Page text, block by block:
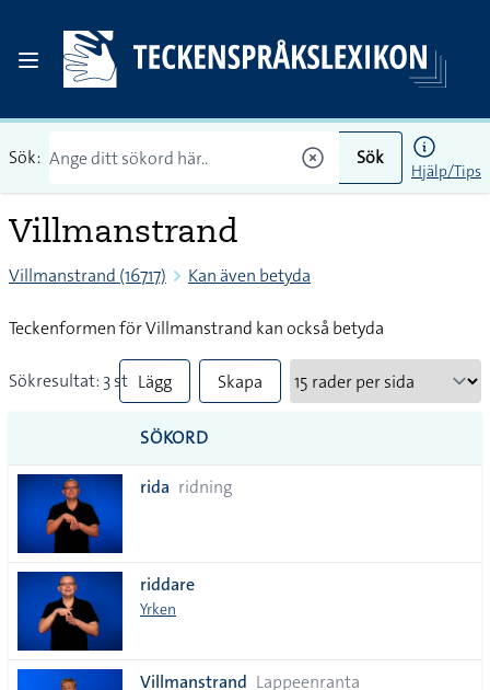
Sök: Sök
Hjälp/Tips
Villmanstrand
Villmanstrand (16717) Kan även betyda
Teckenformen för Villmanstrand kan också betyda
Sökresultat: 3 st Lägg
till
alla i
Skapa
SÖKORD
rida ridning
riddare
Yrken
Villmanstrand Lappeenranta